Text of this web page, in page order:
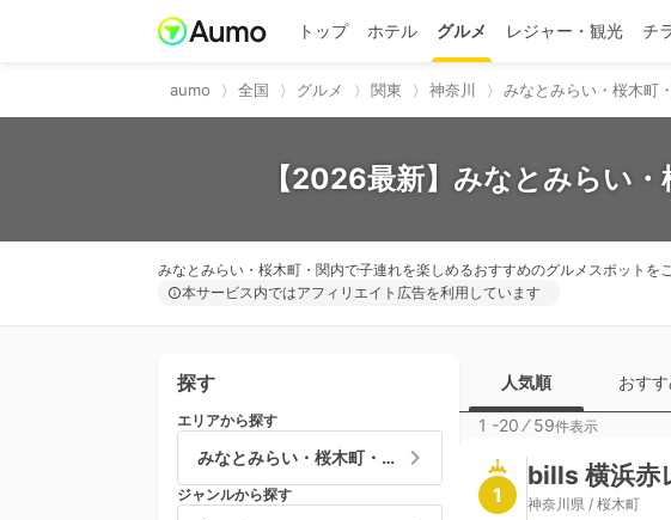
トップ ホテル グルメ レジャー・観光 チ
aumo 全国 グルメ 関東 神奈川 みなとみらい・桜木町
【2026最新】みなとみらい
みなとみらい・桜木町・関内で子連れを楽しめるおすすめのグルメスポット
本サービス内ではアフィリエイト広告を利用しています
探す
エリアから探す
みなとみらい・桜木町・関内
ジャンルから探す
人気順 おす
1 -20 ⁄59件表示
1
bills 横浜赤
神奈川県 / 桜木町